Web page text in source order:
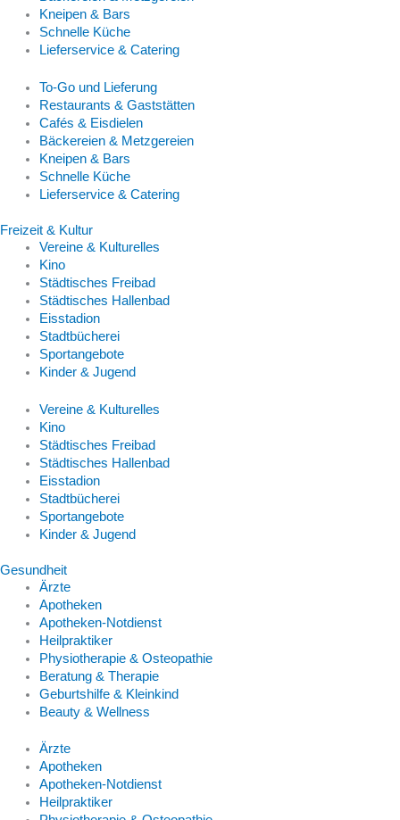
Kneipen & Bars
Schnelle Küche
Lieferservice & Catering
To-Go und Lieferung
Restaurants & Gaststätten
Cafés & Eisdielen
Bäckereien & Metzgereien
Kneipen & Bars
Schnelle Küche
Lieferservice & Catering
Freizeit & Kultur
Vereine & Kulturelles
Kino
Städtisches Freibad
Städtisches Hallenbad
Eisstadion
Stadtbücherei
Sportangebote
Kinder & Jugend
Vereine & Kulturelles
Kino
Städtisches Freibad
Städtisches Hallenbad
Eisstadion
Stadtbücherei
Sportangebote
Kinder & Jugend
Gesundheit
Ärzte
Apotheken
Apotheken-Notdienst
Heilpraktiker
Physiotherapie & Osteopathie
Beratung & Therapie
Geburtshilfe & Kleinkind
Beauty & Wellness
Ärzte
Apotheken
Apotheken-Notdienst
Heilpraktiker